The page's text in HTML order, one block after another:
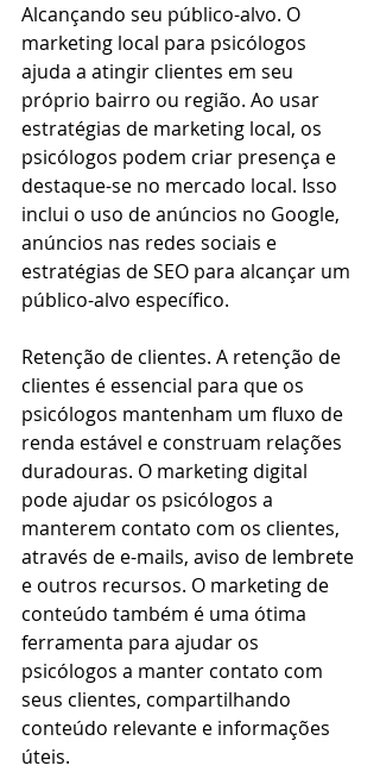
Alcançando seu público-alvo. O
marketing local para psicólogos
ajuda a atingir clientes em seu
próprio bairro ou região. Ao usar
estratégias de marketing local, os
psicólogos podem criar presença e
destaque-se no mercado local. Isso
inclui o uso de anúncios no Google,
anúncios nas redes sociais e
estratégias de SEO para alcançar um
público-alvo específico.
Retenção de clientes. A retenção de
clientes é essencial para que os
psicólogos mantenham um fluxo de
renda estável e construam relações
duradouras. O marketing digital
pode ajudar os psicólogos a
manterem contato com os clientes,
através de e-mails, aviso de lembrete
e outros recursos. O marketing de
conteúdo também é uma ótima
ferramenta para ajudar os
psicólogos a manter contato com
seus clientes, compartilhando
conteúdo relevante e informações
úteis.